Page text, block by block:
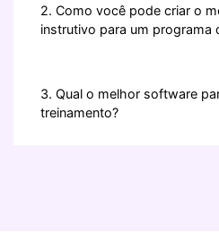
2. Como você pode criar o
instrutivo para um programa
3. Qual o melhor software
treinamento?